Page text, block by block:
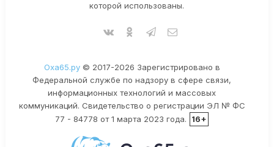
которой использованы.
Оха65.ру© 2017-2026 Зарегистрировано в
Федеральной службе по надзору в сфере связи,
информационных технологий и массовых
коммуникаций. Свидетельство о регистрации ЭЛ № ФС
77 - 84778 от 1 марта 2023 года.
16+